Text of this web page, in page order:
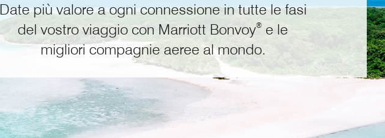
Date più valore a ogni connessione in tutte le fasi
del vostro viaggio con Marriott Bonvoy® e le
migliori compagnie aeree al mondo.